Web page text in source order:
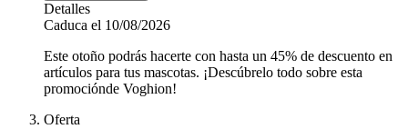
Detalles
Caduca el 10/08/2026
Este otoño podrás hacerte con hasta un 45% de descuento en
artículos para tus mascotas. ¡Descúbrelo todo sobre esta
promociónde Voghion!
Oferta